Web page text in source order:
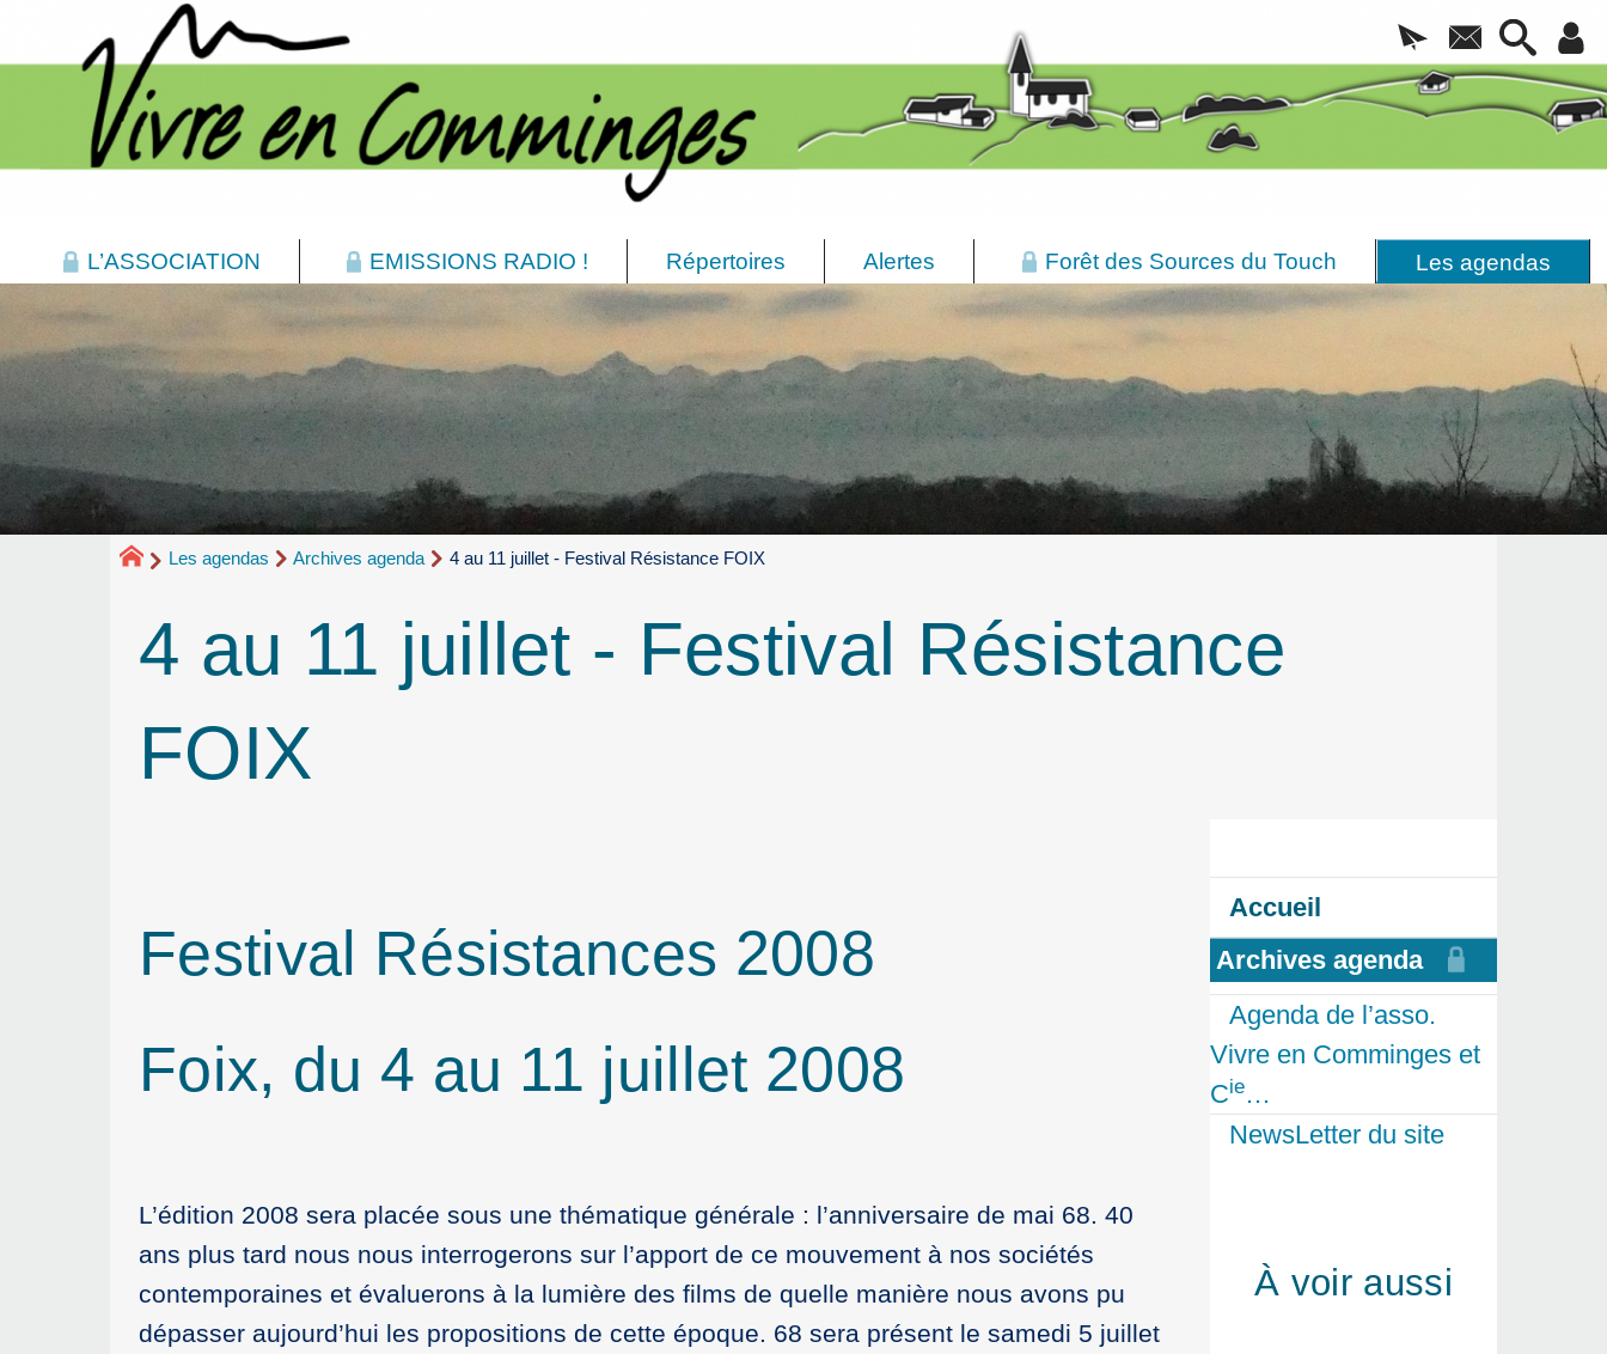
L’ASSOCIATION EMISSIONS RADIO ! Répertoires Alertes Forêt des Sources du Touch Les agendas
Les agendas Archives agenda 4 au 11 juillet - Festival Résistance FOIX
4 au 11 juillet - Festival Résistance
FOIX
Festival Résistances 2008
Foix, du 4 au 11 juillet 2008
L’édition 2008 sera placée sous une thématique générale : l’anniversaire de mai 68. 40
ans plus tard nous nous interrogerons sur l’apport de ce mouvement à nos sociétés
contemporaines et évaluerons à la lumière des films de quelle manière nous avons pu
dépasser aujourd’hui les propositions de cette époque. 68 sera présent le samedi 5 juillet
Accueil
Archives agenda
Agenda de l’asso.
Vivre en Comminges et
Cie…
NewsLetter du site
À voir aussi